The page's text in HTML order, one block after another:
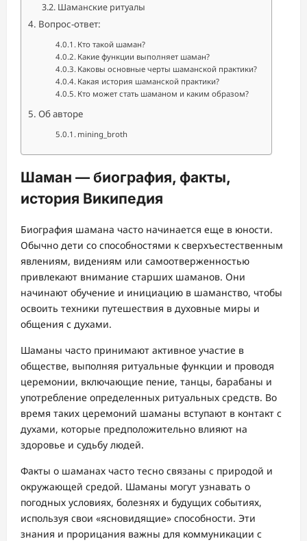
Шаманские ритуалы
Вопрос-ответ:
Кто такой шаман?
Какие функции выполняет шаман?
Каковы основные черты шаманской практики?
Какая история шаманской практики?
Кто может стать шаманом и каким образом?
Об авторе
mining_broth
Шаман — биография, факты,
история Википедия
Биография шамана часто начинается еще в юности.
Обычно дети со способностями к сверхъестественным
явлениям, видениям или самоотверженностью
привлекают внимание старших шаманов. Они
начинают обучение и инициацию в шаманство, чтобы
освоить техники путешествия в духовные миры и
общения с духами.
Шаманы часто принимают активное участие в
обществе, выполняя ритуальные функции и проводя
церемонии, включающие пение, танцы, барабаны и
употребление определенных ритуальных средств. Во
время таких церемоний шаманы вступают в контакт с
духами, которые предположительно влияют на
здоровье и судьбу людей.
Факты о шаманах часто тесно связаны с природой и
окружающей средой. Шаманы могут узнавать о
погодных условиях, болезнях и будущих событиях,
используя свои «ясновидящие» способности. Эти
знания и прорицания важны для коммуникации с